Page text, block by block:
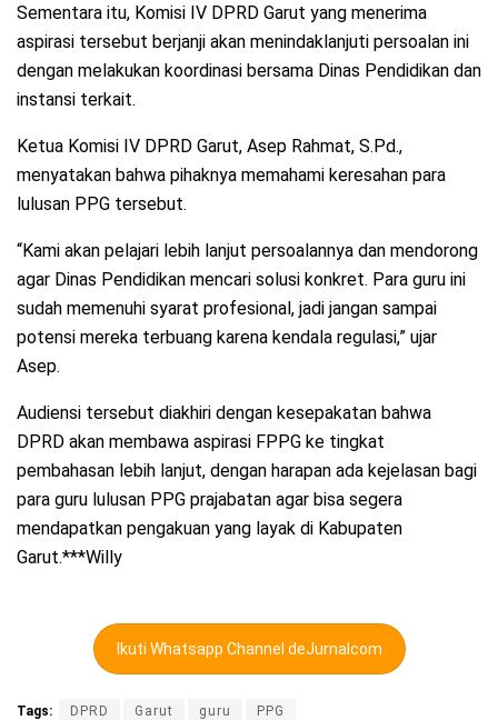
Sementara itu, Komisi IV DPRD Garut yang menerima
aspirasi tersebut berjanji akan menindaklanjuti persoalan ini
dengan melakukan koordinasi bersama Dinas Pendidikan dan
instansi terkait.
Ketua Komisi IV DPRD Garut, Asep Rahmat, S.Pd.,
menyatakan bahwa pihaknya memahami keresahan para
lulusan PPG tersebut.
“Kami akan pelajari lebih lanjut persoalannya dan mendorong
agar Dinas Pendidikan mencari solusi konkret. Para guru ini
sudah memenuhi syarat profesional, jadi jangan sampai
potensi mereka terbuang karena kendala regulasi,” ujar
Asep.
Audiensi tersebut diakhiri dengan kesepakatan bahwa
DPRD akan membawa aspirasi FPPG ke tingkat
pembahasan lebih lanjut, dengan harapan ada kejelasan bagi
para guru lulusan PPG prajabatan agar bisa segera
mendapatkan pengakuan yang layak di Kabupaten
Garut.***Willy
Ikuti Whatsapp Channel deJurnalcom
Tags: DPRD Garut guru PPG